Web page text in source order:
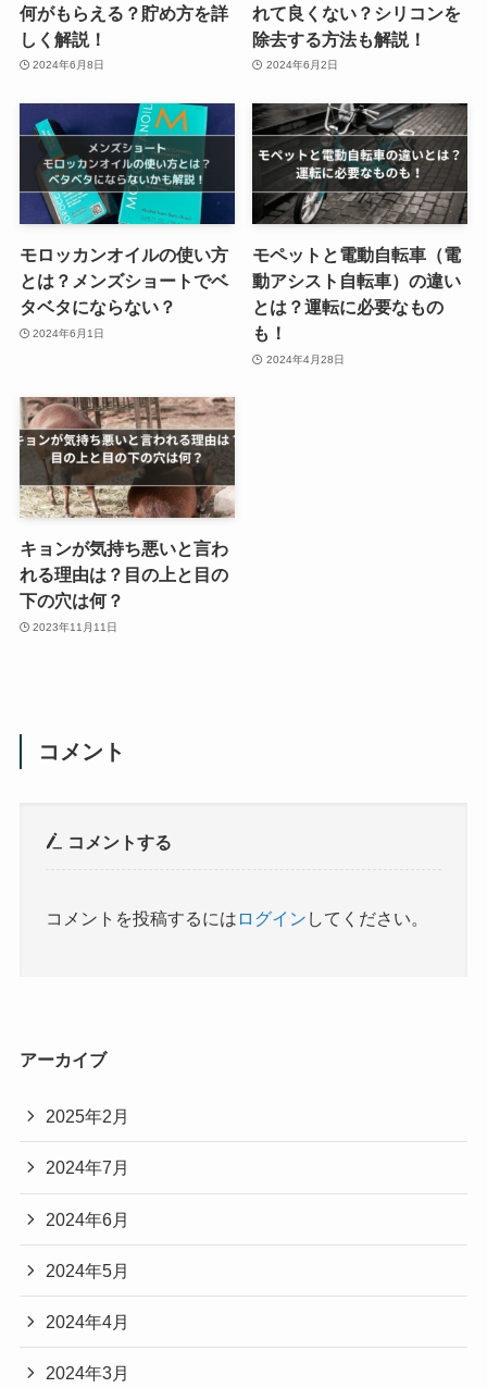
何がもらえる？貯め方を詳
しく解説！
2024年6月8日
れて良くない？シリコンを
除去する方法も解説！
2024年6月2日
モロッカンオイルの使い方
とは？メンズショートでベ
タベタにならない？
2024年6月1日
モペットと電動自転車（電
動アシスト自転車）の違い
とは？運転に必要なもの
も！
2024年4月28日
キョンが気持ち悪いと言わ
れる理由は？目の上と目の
下の穴は何？
2023年11月11日
コメント
コメントする
コメントを投稿するには ログイン してください。
アーカイブ
2025年2月
2024年7月
2024年6月
2024年5月
2024年4月
2024年3月